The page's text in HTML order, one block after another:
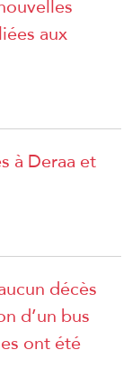
aux
à Deraa et
décès
d’un bus
ont été